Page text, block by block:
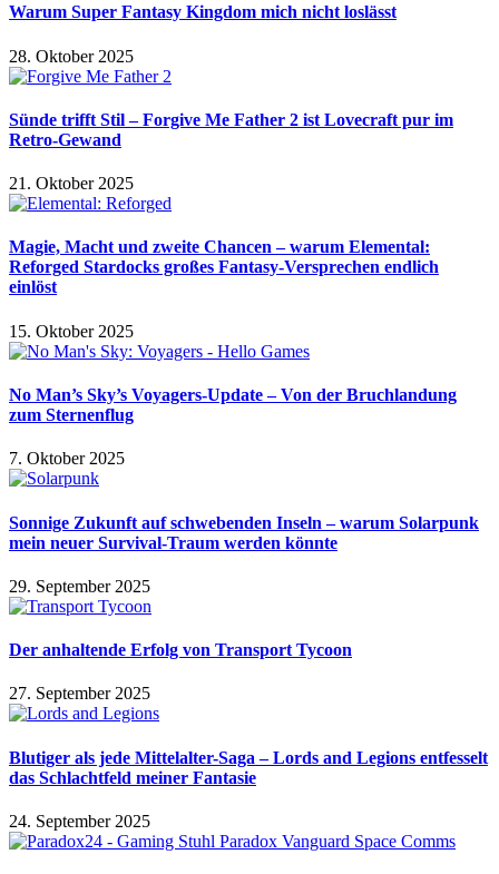
Warum Super Fantasy Kingdom mich nicht loslässt
28. Oktober 2025
Sünde trifft Stil – Forgive Me Father 2 ist Lovecraft pur im
Retro-Gewand
21. Oktober 2025
Magie, Macht und zweite Chancen – warum Elemental:
Reforged Stardocks großes Fantasy-Versprechen endlich
einlöst
15. Oktober 2025
No Man’s Sky’s Voyagers-Update – Von der Bruchlandung
zum Sternenflug
7. Oktober 2025
Sonnige Zukunft auf schwebenden Inseln – warum Solarpunk
mein neuer Survival-Traum werden könnte
29. September 2025
Der anhaltende Erfolg von Transport Tycoon
27. September 2025
Blutiger als jede Mittelalter-Saga – Lords and Legions entfesselt
das Schlachtfeld meiner Fantasie
24. September 2025